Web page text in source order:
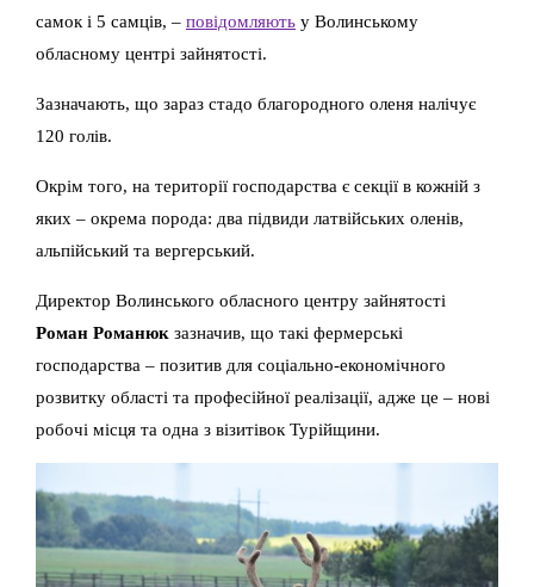
самок і 5 самців, – повідомляють у Волинському
обласному центрі зайнятості.
Зазначають, що зараз стадо благородного оленя налічує
120 голів.
Окрім того, на території господарства є секції в кожній з
яких – окрема порода: два підвиди латвійських оленів,
альпійський та вергерський.
Директор Волинського обласного центру зайнятості
Роман Романюк зазначив, що такі фермерські
господарства – позитив для соціально-економічного
розвитку області та професійної реалізації, адже це – нові
робочі місця та одна з візитівок Турійщини.